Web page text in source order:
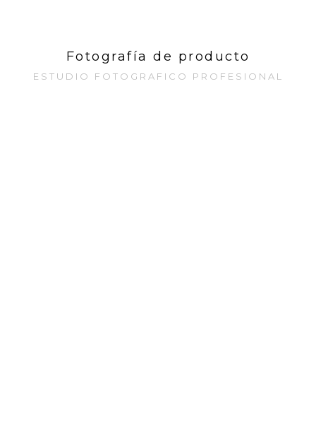
Fotografía de producto
ESTUDIO FOTOGRAFICO PROFESIONAL